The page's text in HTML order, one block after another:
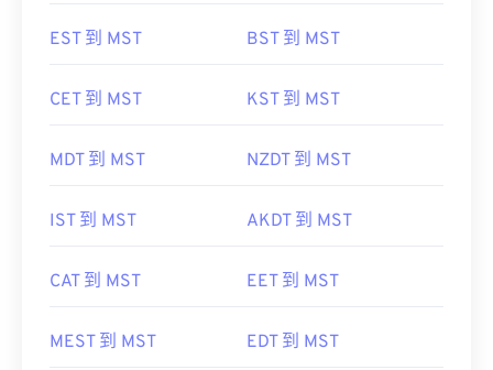
EST 到 MST BST 到 MST
CET 到 MST KST 到 MST
MDT 到 MST NZDT 到 MST
IST 到 MST AKDT 到 MST
CAT 到 MST EET 到 MST
MEST 到 MST EDT 到 MST